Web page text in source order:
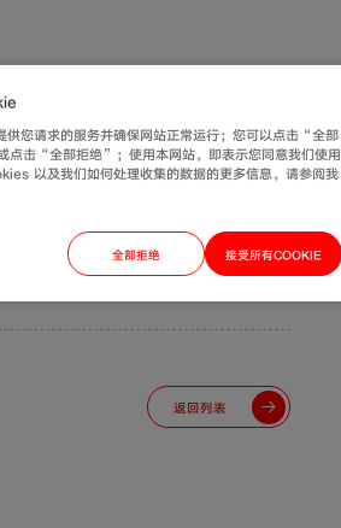
暗埋管线安装在墙体或者地下。
存在膨胀系数不一的问题，它的结合方式也决定
全都会产生影响。
较高。
返回列表
您请求的服务并确保网站正常运行；您可以点击“全部
击“全部拒绝”；使用本网站，即表示您同意我们使用
以及我们如何处理收集的数据的更多信息，请参阅我
全部拒绝 接受所有COOKIE